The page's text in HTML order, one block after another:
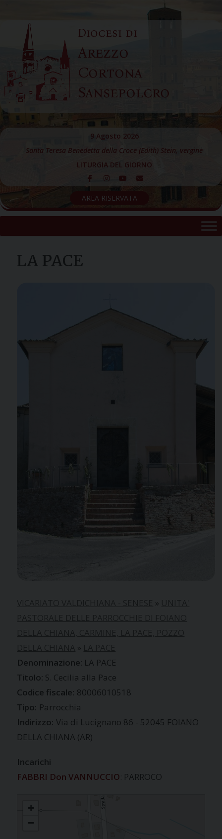
content
Diocesi di
Arezzo
Cortona
Sansepolcro
9 Agosto 2026
Santa Teresa Benedetta della Croce (Edith) Stein, vergine
LITURGIA DEL GIORNO
AREA RISERVATA
LA PACE
»
»
LA PACE
S. Cecilia alla Pace
Codice fiscale: 80006010518
Tipo: Parrocchia
Indirizzo: Via di Lucignano 86 - 52045 FOIANO
DELLA CHIANA (AR)
Incarichi
FABBRI Don VANNUCCIO: PARROCO
+
−